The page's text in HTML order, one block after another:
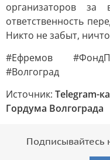
организаторов за
ответственность
Никто не забыт,
#Ефремов
#Волгоград
Источник: Telegram-
Гордума Волгограда
Подписывайтесь